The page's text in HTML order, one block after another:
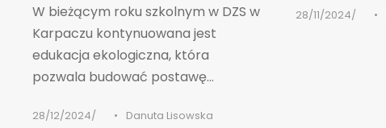
W bieżącym roku szkolnym w DZS w
Karpaczu kontynuowana jest
edukacja ekologiczna, która
pozwala budować postawę...
28/12/2024 • Danuta Lisowska
28/11/2024 •